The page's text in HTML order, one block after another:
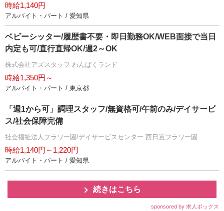
時給1,140円
アルバイト・パート / 愛知県
ベビーシッター/履歴書不要・即日勤務OK/WEB面接で当日
内定も可/直行直帰OK/週2～OK
株式会社アズスタッフ わんぱくランド
時給1,350円～
アルバイト・パート / 東京都
「週1から可」調理スタッフ/無資格可/午前のみ/デイサービ
ス/社会保障完備
社会福祉法人フラワー園/デイサービスセンター 西日置フラワー園
時給1,140円～1,220円
アルバイト・パート / 愛知県
続きはこちら
sponsored by 求人ボックス